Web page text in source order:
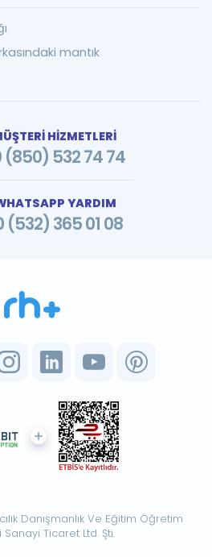
mantık
HİZMETLERİ
(850) 532 74 74
YARDIM
(532) 365 01 08
Danışmanlık Ve Eğitim Öğretim
Ticaret Ltd. Şti.